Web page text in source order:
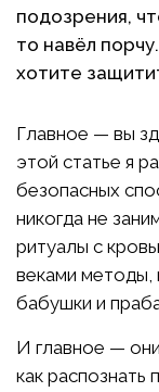
подозрения,
то навёл
хотите
Главное — вы
этой статье я
безопасных
никогда не
ритуалы с
веками методы,
бабушки и
И главное —
как распознать